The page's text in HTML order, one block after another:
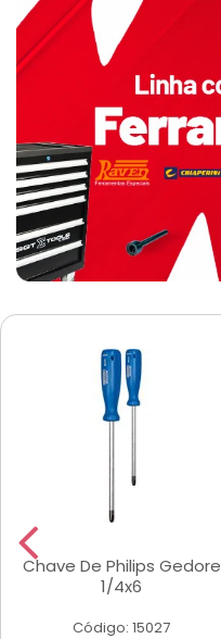
Chave De Philips Gedore
1/4x6
Código: 15027